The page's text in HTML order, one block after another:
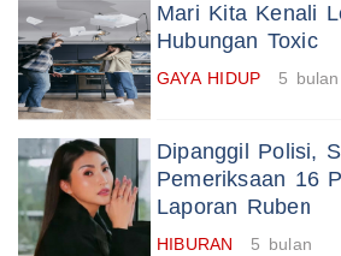
Mari Kita Kenali
Hubungan Toxic
GAYA HIDUP 5 bulan
Dipanggil Polisi,
Pemeriksaan 16
Laporan Ruben
HIBURAN 5 bulan